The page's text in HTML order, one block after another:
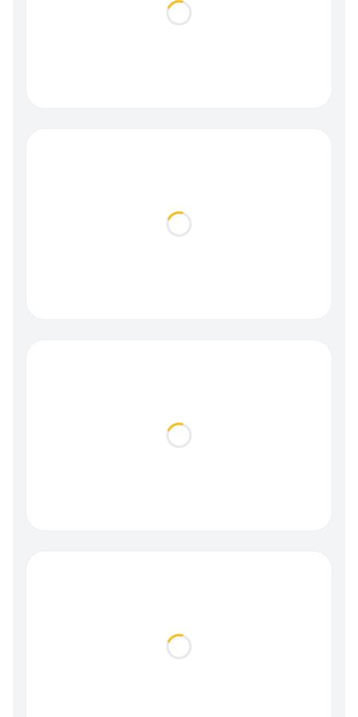
Loading...
Loading...
Loading...
Loading...